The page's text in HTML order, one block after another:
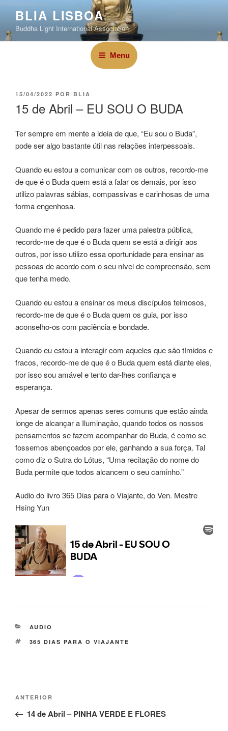
BLIA LISBOA
Buddha Light International Association
Menu
15/04/2022 POR BLIA
15 de Abril – EU SOU O BUDA
Ter sempre em mente a ideia de que, “Eu sou o Buda”,
pode ser algo bastante útil nas relações interpessoais.
Quando eu estou a comunicar com os outros, recordo-me
de que é o Buda quem está a falar os demais, por isso
utilizo palavras sábias, compassivas e carinhosas de uma
forma engenhosa.
Quando me é pedido para fazer uma palestra pública,
recordo-me de que é o Buda quem se está a dirigir aos
outros, por isso utilizo essa oportunidade para ensinar as
pessoas de acordo com o seu nível de compreensão, sem
que tenha medo.
Quando eu estou a ensinar os meus discípulos teimosos,
recordo-me de que é o Buda quem os guia, por isso
aconselho-os com paciência e bondade.
Quando eu estou a interagir com aqueles que são tímidos e
fracos, recordo-me de que é o Buda quem está diante eles,
por isso sou amável e tento dar-lhes confiança e
esperança.
Apesar de sermos apenas seres comuns que estão ainda
longe de alcançar a Iluminação, quando todos os nossos
pensamentos se fazem acompanhar do Buda, é como se
fossemos abençoados por ele, ganhando a sua força. Tal
como diz o Sutra do Lótus, “Uma recitação do nome do
Buda permite que todos alcancem o seu caminho.”
Audio do livro 365 Dias para o Viajante, do Ven. Mestre
Hsing Yun
AUDIO
365 DIAS PARA O VIAJANTE
ANTERIOR
14 de Abril – PINHA VERDE E FLORES